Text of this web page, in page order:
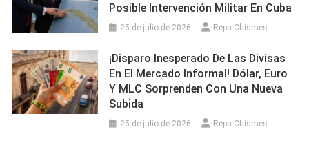
Posible Intervención Militar En Cuba
25 de julio de 2026 Repa Chismes
¡Disparo Inesperado De Las Divisas
En El Mercado Informal! Dólar, Euro
Y MLC Sorprenden Con Una Nueva
Subida
25 de julio de 2026 Repa Chismes